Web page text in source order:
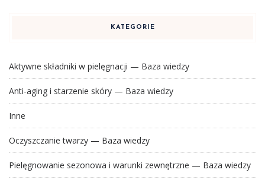
KATEGORIE
Aktywne składniki w pielęgnacji — Baza wiedzy
Anti-aging i starzenie skóry — Baza wiedzy
Inne
Oczyszczanie twarzy — Baza wiedzy
Pielęgnowanie sezonowa i warunki zewnętrzne — Baza wiedzy